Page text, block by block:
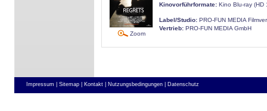
Zoom
Kinovorführformate: Kino Blu-ray (HD
Label/Studio: PRO-FUN MEDIA
Vertrieb: PRO-FUN MEDIA GmbH
Impressum | Sitemap | Kontakt | Nutzungsbedingungen | Datenschutz